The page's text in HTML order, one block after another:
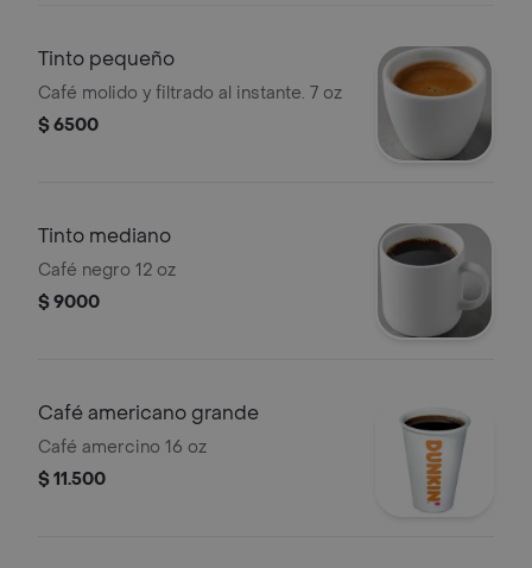
Tinto pequeño
Café molido y filtrado al instante. 7 oz
$ 6500
Tinto mediano
Café negro 12 oz
$ 9000
Café americano grande
Café amercino 16 oz
$ 11.500